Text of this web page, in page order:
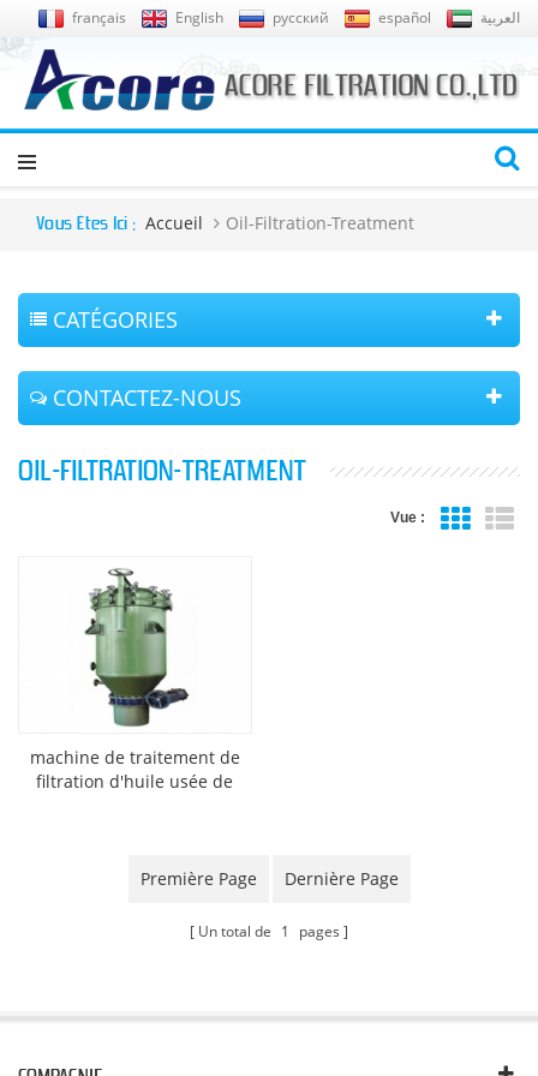
français English русский español العربية
Vous Êtes Ici : Accueil Oil-Filtration-Treatment
CATÉGORIES
CONTACTEZ-NOUS
OIL-FILTRATION-TREATMENT
Vue :
machine de traitement de
filtration d'huile usée de
Première Page Dernière Page
Un total de 1 pages